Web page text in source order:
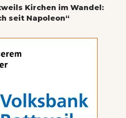
Kirchen im Wandel:
seit Napoleon“